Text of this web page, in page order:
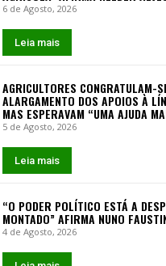
6 de Agosto, 2026
Leia mais
AGRICULTORES CONGRATULAM-
ALARGAMENTO DOS APOIOS À
MAS ESPERAVAM “UMA AJUDA
5 de Agosto, 2026
Leia mais
“O PODER POLÍTICO ESTÁ A
MONTADO” AFIRMA NUNO
4 de Agosto, 2026